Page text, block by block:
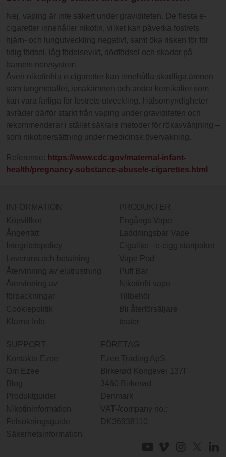
Nej, vaping är inte säkert under graviditeten. De flesta e-
cigaretter innehåller nikotin, vilket kan påverka fostrets
hjärn- och lungutveckling negativt, samt öka risken för för
tidig födsel, låg födelsevikt, dödfödsel och skador på
barnets nervsystem.
Även nikotinfria e-cigaretter kan innehålla skadliga ämnen
som tungmetaller, smakämnen och andra kemikalier som
kan vara farliga för fostrets utveckling. Hälsomyndigheter
avråder därför starkt från vaping under graviditeten och
rekommenderar i stället säkrare metoder för rökavvänjning –
som nikotinersättning under medicinsk övervakning.
Referense: https://www.cdc.gov/maternal-infant-
health/pregnancy-substance-abuse/e-cigarettes.html
INFORMATION
Köpvillkor
Ångerrätt
Integritetspolicy
Leverans och betalning
Återvinning av elutrustning
Återvinning av
förpackningar
Cookiepolitik
Klarna Info
PRODUKTER
Engångs Vape
Laddningsbar Vape
Cigalike - e-cigg startpaket
Vape Pod
Puff Bar
Nikotinfri vape
Tillbehör
Bli återförsäljare
teater
SUPPORT
Kontakta Ezee
Om Ezee
Blog
Produktguider
Nikotininformation
Felsökningsguide
Säkerhetsinformation
FÖRETAG
Ezee Trading ApS
Birkerød Kongevej 137F
3460 Birkerød
Denmark
VAT-/company no.:
DK36938110